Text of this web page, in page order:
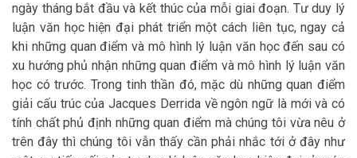
ngày tháng bắt đầu và kết thúc của mỗi giai đoạn. Tư duy lý
luận văn học hiện đại phát triển một cách liên tục, ngay cả
khi những quan điểm và mô hình lý luận văn học đến sau có
xu hướng phủ nhận những quan điểm và mô hình lý luận văn
học có trước. Trong tinh thần đó, mặc dù những quan điểm
giải cấu trúc của Jacques Derrida về ngôn ngữ là mới và có
tính chất phủ định những quan điểm mà chúng tôi vừa nêu ở
trên đây thì chúng tôi vẫn thấy cần phải nhắc tới ở đây như